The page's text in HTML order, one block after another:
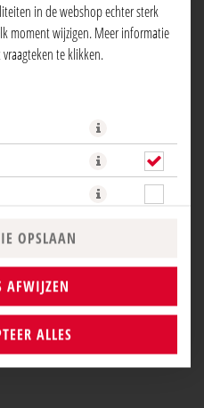
in de webshop echter sterk
moment wijzigen. Meer informatie
te klikken.
OPSLAAN
AFWIJZEN
ALLES